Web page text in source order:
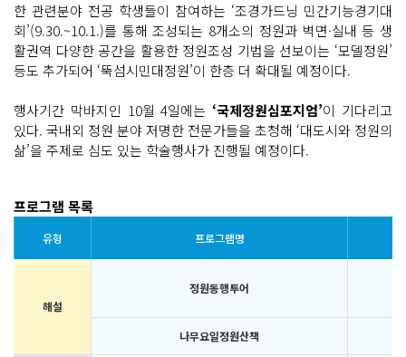
한 관련분야 전공 학생들이 참여하는 ‘조경가드닝 민간기능경기대
회’(9.30.~10.1.)를 통해 조성되는 8개소의 정원과 벽면·실내 등 생
활권역 다양한 공간을 활용한 정원조성 기법을 선보이는 ‘모델정원’
등도 추가되어 ‘뚝섬시민대정원’이 한층 더 확대될 예정이다.
행사기간 막바지인 10월 4일에는 ‘국제정원심포지엄’이 기다리고
있다. 국내외 정원 분야 저명한 전문가들을 초청해 ‘대도시와 정원의
삶’을 주제로 심도 있는 학술행사가 진행될 예정이다.
프로그램 목록
유형 프로그램명
해설
정원동행투어
나무요일정원산책